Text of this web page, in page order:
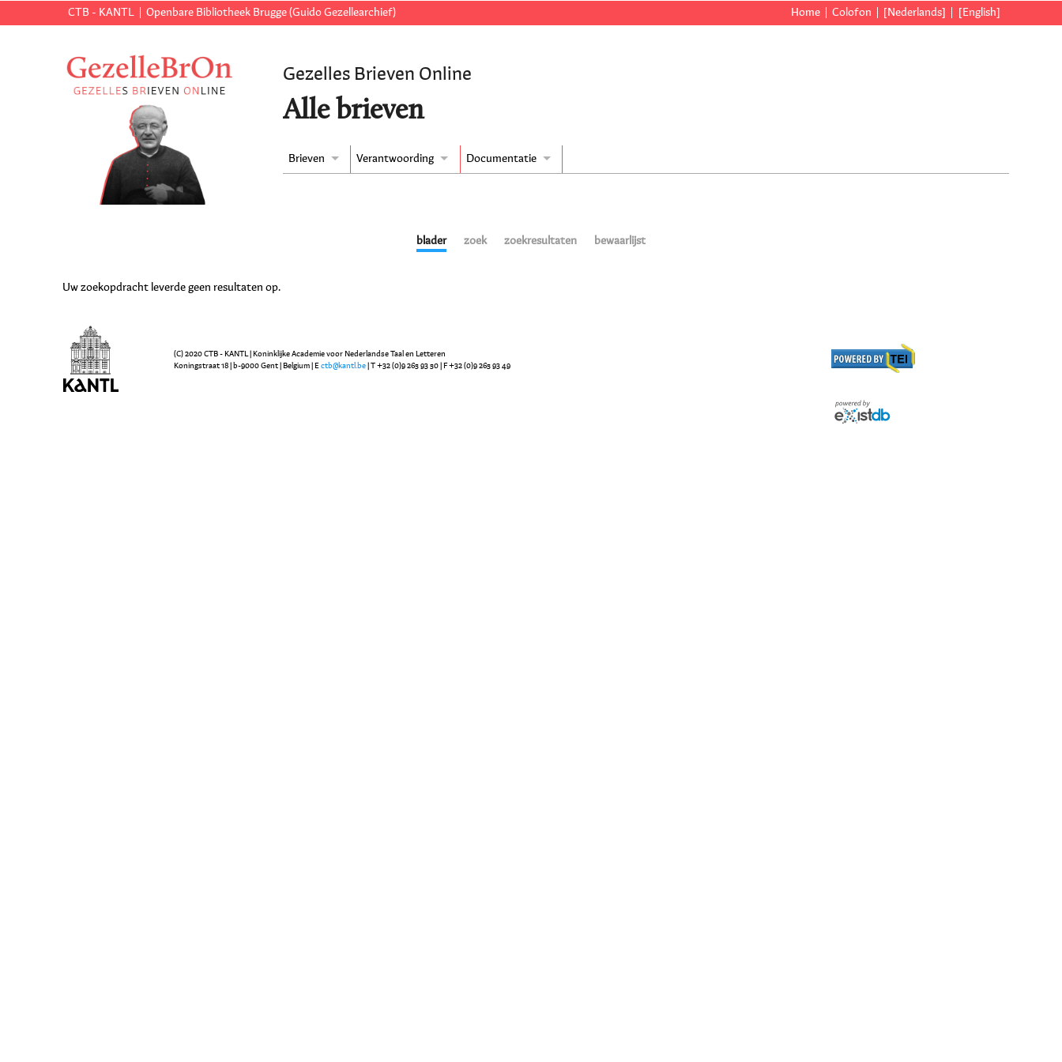
CTB - KANTL Openbare Bibliotheek Brugge (Guido Gezellearchief) Home Colofon [Nederlands] [English]
Gezelles Brieven Online
Alle brieven
Brieven Verantwoording Documentatie
blader zoek zoekresultaten bewaarlijst
Uw zoekopdracht leverde geen resultaten op.
(C) 2020 CTB - KANTL | Koninklijke Academie voor Nederlandse Taal en Letteren
Koningstraat 18 | b-9000 Gent | Belgium | Ectb@kantl.be | T +32 (0)9 265 93 50 | F +32 (0)9 265 93 49